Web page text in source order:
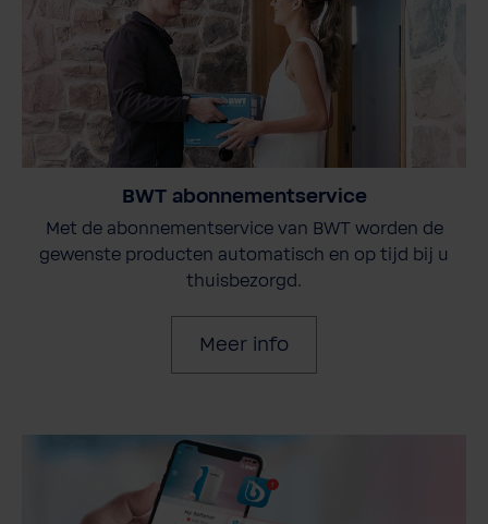
BWT abonnementservice
Met de abonnementservice van BWT worden de
gewenste producten automatisch en op tijd bij u
thuisbezorgd.
Meer info